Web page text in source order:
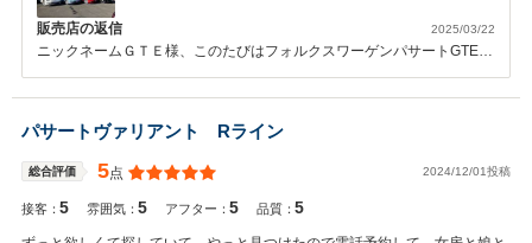
は、 私自身エンジニアの端くれとしてとても勉強になりました。 このお店
で初めての輸入車を購入できて本当に良かったと思っています。 ありがとう
ございました。 そして今後ともよろしくお願いします。
販売店の返信 2025/03/22
ニックネームＧＴＥ様、このたびはフォルクスワーゲンパサートGTEの
ご購入、誠にありがとうございました。 お車も非常に調子が良いよう
で何よりでございます！ 確かに、ご商談がトントン拍子で進んだの
は、私も昨日のように覚えております。 ＧＴＥ様は令和６年式のホン
ダヴェゼルを新車でご購入し、そのヴェゼルがお気に召さないとのこと
での、お乗り換えでした。 いくら新型の国産車とはいえ、比べ物にな
らない車両性能と、乗り味や、安定感と安心感、ボディー剛性、フォル
クスワーゲンをはじめとするヨーロッパ車にはかないません。 パサー
パサートヴァリアント Rライン
総合評価 5点 2024/12/01投稿
接客：5 雰囲気：5 アフター：5 品質：5